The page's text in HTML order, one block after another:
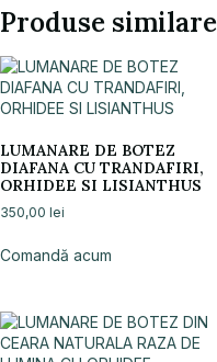
Produse similare
LUMANARE DE BOTEZ
DIAFANA CU TRANDAFIRI,
ORHIDEE SI LISIANTHUS
350,00 lei
Comandă acum